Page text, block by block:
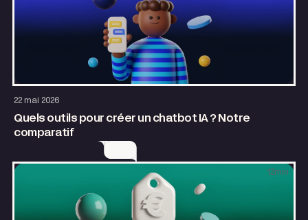
22 mai 2026
Quels outils pour créer un chatbot IA ? Notre
comparatif
12 min